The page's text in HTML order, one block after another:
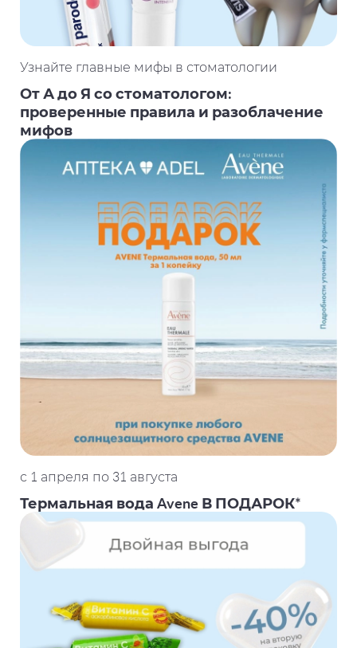
Узнайте главные мифы в стоматологии
От А до Я со стоматологом:
проверенные правила и разоблачение
мифов
с 1 апреля по 31 августа
Термальная вода Avene В ПОДАРОК*